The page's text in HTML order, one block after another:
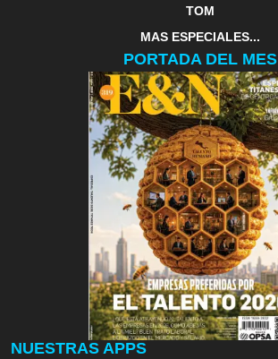
TOM
MAS ESPECIALES...
PORTADA DEL MES
NUESTRAS APPS